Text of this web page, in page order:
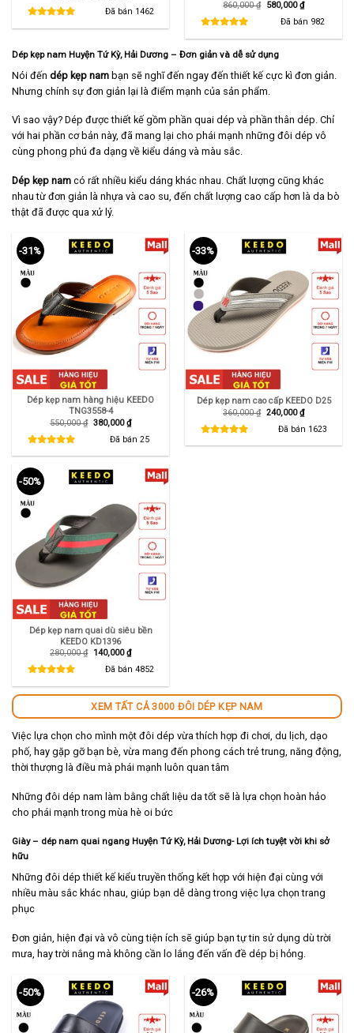
hiện
tại
Đã bán 1462
860,000₫ Giá
580,000₫Giá
hiện
tại
Đã bán 982
Dép kẹp nam Huyện Tứ Kỳ, Hải Dương – Đơn giản và dễ sử dụng
Nói đến dép kẹp nam bạn sẽ nghĩ đến ngay đến thiết kế cực kì đơn giản.
Nhưng chính sự đơn giản lại là điểm mạnh của sản phẩm.
Vì sao vậy? Dép được thiết kế gồm phần quai dép và phần thân dép. Chỉ
với hai phần cơ bản này, đã mang lại cho phái mạnh những đôi dép vô
cùng phong phú đa dạng về kiểu dáng và màu sắc.
Dép kẹp nam có rất nhiều kiểu dáng khác nhau. Chất lượng cũng khác
nhau từ đơn giản là nhựa và cao su, đến chất lượng cao cấp hơn là da bò
thật đã được qua xử lý.
-31%
Dép kẹp nam hàng hiệu KEEDO
TNG3558-4
550,000₫ Giá
550,000 ₫.
380,000₫Giá
hiện
tại
là:
Đã bán 25
-33%
Dép kẹp nam cao cấp KEEDO D25
360,000₫ Giá
360,000 ₫.
240,000₫Giá
hiện
tại
là:
Đã bán 1623
-50%
Dép kẹp nam quai dù siêu bền
KEEDO KD1396
280,000₫ Giá
140,000₫Giá
hiện
tại
Đã bán 4852
XEM TẤT CẢ 3000 ĐÔI DÉP KẸP NAM
Việc lựa chọn cho mình một đôi dép vừa thích hợp đi chơi, du lịch, dạo
phố, hay gặp gỡ bạn bè, vừa mang đến phong cách trẻ trung, năng động,
thời thượng là điều mà phái mạnh luôn quan tâm
Những đôi dép nam làm bằng chất liệu da tốt sẽ là lựa chọn hoàn hảo
cho phái mạnh trong mùa hè oi bức
Giày – dép nam quai ngang Huyện Tứ Kỳ, Hải Dương- Lợi ích tuyệt vời khi sở
hữu
Những đôi dép thiết kế kiểu truyền thống kết hợp với hiện đại cùng với
nhiều màu sắc khác nhau, giúp bạn dễ dàng trong việc lựa chọn trang
phục
Đơn giản, hiện đại và vô cùng tiện ích sẽ giúp bạn tự tin sử dụng dù trời
mưa, hay trời nắng mà không cần lo lắng đến vấn đề dép bị hỏng.
-50% -26%